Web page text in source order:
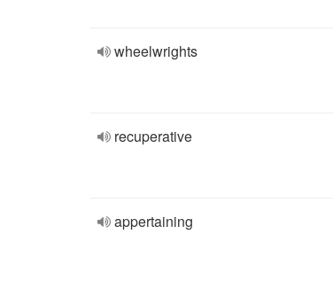
wheelwrights
recuperative
appertaining